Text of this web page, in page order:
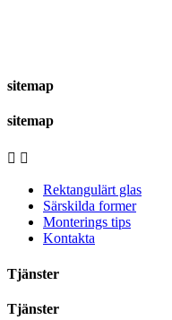
sitemap
sitemap
 
Rektangulärt glas
Särskilda former
Monterings tips
Kontakta
Tjänster
Tjänster